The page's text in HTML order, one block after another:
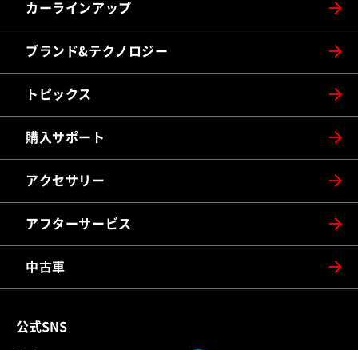
カーラインアップ
ブランド&テクノロジー
トピックス
購入サポート
アクセサリー
アフターサービス
中古車
公式SNS